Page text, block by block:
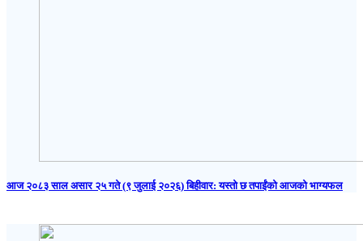
आज २०८३ साल असार २५ गते (९ जुलाई २०२६) बिहीवार: यस्तो छ तपाईंको आजको भाग्यफल